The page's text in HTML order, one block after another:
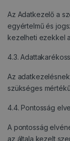
Az Adatkezelő a
egyértelmű és
kezelheti ezekkel
4.3.
Az
szükséges
4.4. Pontosság elve
A pontosság
az általa kezelt